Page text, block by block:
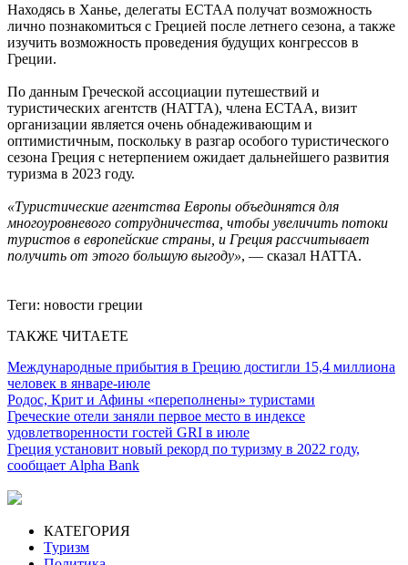
Находясь в Ханье, делегаты ECTAA получат возможность
лично познакомиться с Грецией после летнего сезона, а также
изучить возможность проведения будущих конгрессов в
Греции.
По данным Греческой ассоциации путешествий и
туристических агентств (HATTA), члена ECTAA, визит
организации является очень обнадеживающим и
оптимистичным, поскольку в разгар особого туристического
сезона Греция с нетерпением ожидает дальнейшего развития
туризма в 2023 году.
«Туристические агентства Европы объединятся для
многоуровневого сотрудничества, чтобы увеличить потоки
туристов в европейские страны, и Греция рассчитывает
получить от этого большую выгоду», — сказал HATTA.
Теги: новости греции
ТАКЖЕ ЧИТАЕТЕ
Международные прибытия в Грецию достигли 15,4 миллиона
человек в январе-июле
Родос, Крит и Афины «переполнены» туристами
Греческие отели заняли первое место в индексе
удовлетворенности гостей GRI в июле
Греция установит новый рекорд по туризму в 2022 году,
сообщает Alpha Bank
КАТЕГОРИЯ
Туризм